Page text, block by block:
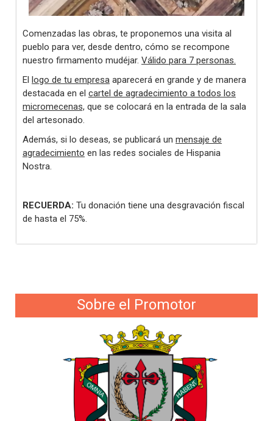
Comenzadas las obras, te proponemos una visita al
pueblo para ver, desde dentro, cómo se recompone
nuestro firmamento mudéjar. Válido para 7 personas.
El logo de tu empresa aparecerá en grande y de manera
destacada en el cartel de agradecimiento a todos los
micromecenas, que se colocará en la entrada de la sala
del artesonado.
Además, si lo deseas, se publicará un mensaje de
agradecimiento en las redes sociales de Hispania
Nostra.
RECUERDA: Tu donación tiene una desgravación fiscal
de hasta el 75%.
Sobre el Promotor